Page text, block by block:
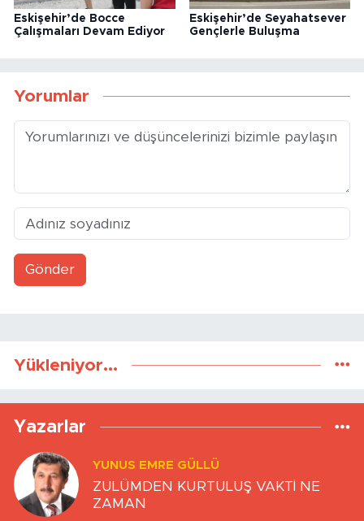
Eskişehir’de Bocce
Çalışmaları Devam Ediyor
Eskişehir’de Seyahatsever
Gençlerle Buluşma
Yorumlar
Gönder
Yükleniyor...
Yazarlar
YUNUS EMRE GÜLLÜ
ZULÜMDEN KURTULUŞ VAKTİ NE
ZAMAN